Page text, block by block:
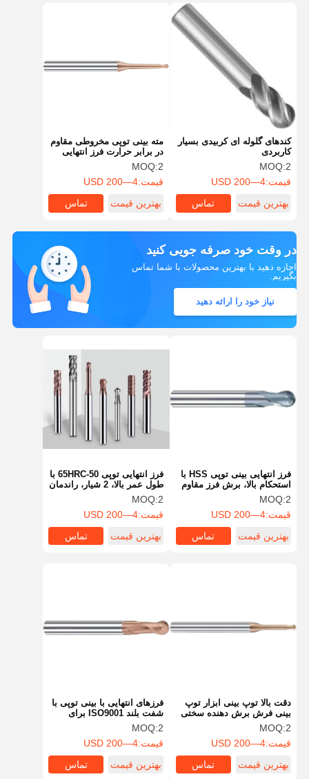
کننده توليد کننده توليد کننده
توليد کننده توليد کننده توليد
کننده توليد کننده توليد کننده
توليد کننده توليد کننده توليد
کننده توليد کننده توليد کننده
توليد کننده توليد کننده توليد
کننده توليد کننده توليد کننده
توليد کننده توليد کن
مته بینی توپی مخروطی مقاوم
در برابر حرارت فرز انتهایی
توپی مخروطی با 2 شیار
MOQ:2
قیمت:4—200 USD
بهترین قیمت
تماس
کندهای گلوله ای کربیدی بسیار
کاربردی
MOQ:2
قیمت:4—200 USD
بهترین قیمت
تماس
در وقت خود صرفه جویی کنید
اجازه دهید با بهترین محصولات با شما تماس
بگیریم.
نیاز خود را ارائه دهید
فرز انتهایی بینی توپی HSS با
استحکام بالا، برش فرز مقاوم
در برابر لرزش
MOQ:2
قیمت:4—200 USD
بهترین قیمت
تماس
فرز انتهایی توپی 50-65HRC با
طول عمر بالا، 2 شیار، راندمان
بالاMOQ:2
قیمت:4—200 USD
بهترین قیمت
تماس
دقت بالا توپ بینی ابزار توپ
بینی فرش برش دهنده سختی
بالاMOQ:2
قیمت:4—200 USD
بهترین قیمت
تماس
فرزهای انتهایی با بینی توپی با
شفت بلند ISO9001 برای
فرزکاری حرفه‌ای
MOQ:2
قیمت:4—200 USD
بهترین قیمت
تماس